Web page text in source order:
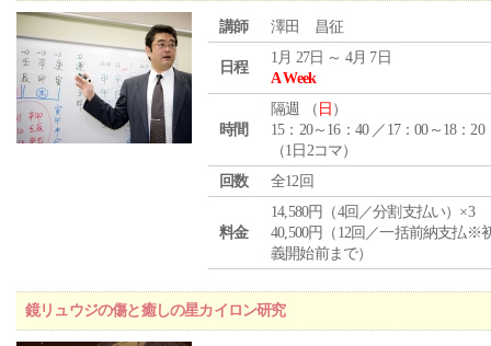
講師 澤田 昌征
日程
1月 27日 ～ 4月 7日
A Week
時間
隔週 （ 日 ）
15：20～16：40 ／17：00～18：20
（1日2コマ）
回数
全12回
料金
14,580円（4回／分割支払い）×3
40,500円（12回／一括前納支払※
義開始前まで）
鏡リュウジの傷と癒しの星カイロン研究